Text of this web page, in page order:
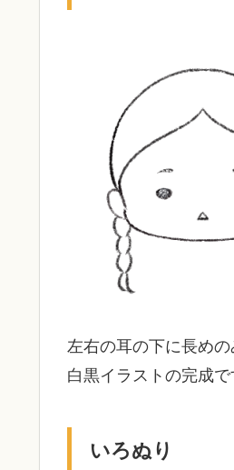
左右の耳の下に長めの
白黒イラストの完成で
いろぬり